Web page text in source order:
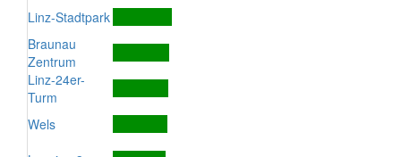
Linz-Stadtpark
Braunau
Zentrum
Linz-24er-
Turm
Wels